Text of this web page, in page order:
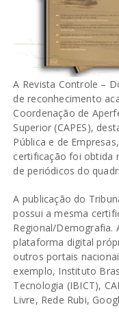
A Revista Controle –
de reconhecimento
Coordenação de
Superior (CAPES),
Pública e de
certificação foi obtida
de periódicos do
A publicação do
possui a mesma
Regional/Demografia.
plataforma digital
outros portais
exemplo, Instituto
Tecnologia (IBICT),
Livre, Rede Rubi,